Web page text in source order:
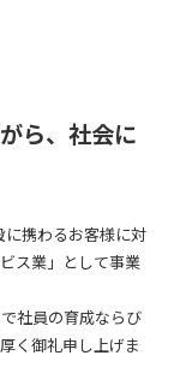
ら、社会に
携わるお客様に対
ス業」として事業
社員の育成ならび
く御礼申し上げま